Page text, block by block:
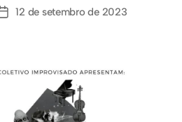
12 de setembro de 2023